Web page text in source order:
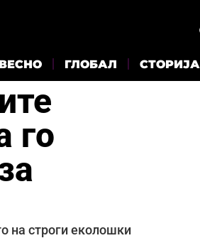
ГЛОБАЛ СТОРИЈА
го
на строги еколошки